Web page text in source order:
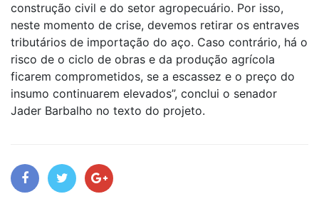
construção civil e do setor agropecuário. Por isso,
neste momento de crise, devemos retirar os entraves
tributários de importação do aço. Caso contrário, há o
risco de o ciclo de obras e da produção agrícola
ficarem comprometidos, se a escassez e o preço do
insumo continuarem elevados”, conclui o senador
Jader Barbalho no texto do projeto.